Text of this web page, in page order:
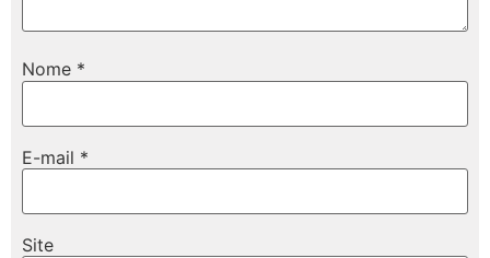
Nome *
E-mail *
Site